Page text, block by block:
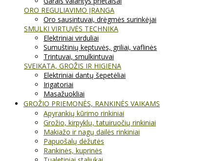
ORO REGULIAVIMO ĮRANGA
Oro sausintuvai, drėgmės surinkėjai
SMULKI VIRTUVĖS TECHNIKA
Elektriniai virduliai
Sumuštinių keptuvės, griliai, vaflinės
Trintuvai, smulkintuvai
SVEIKATA, GROŽIS IR HIGIENA
Elektriniai dantų šepetėliai
Irigatoriai
Masažuokliai
GROŽIO PRIEMONĖS, RANKINĖS VAIKAMS
Apyrankių kūrimo rinkiniai
Grožio, kirpyklų, tatuiruočių rinkiniai
Makiažo ir nagų dailės rinkiniai
Papuošalų dėžutės
Rankinės, kuprinės